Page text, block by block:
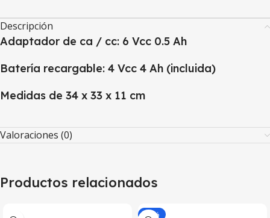
Descripción
Adaptador de ca / cc: 6 Vcc 0.5 Ah
Batería recargable: 4 Vcc 4 Ah (incluida)
Medidas de 34 x 33 x 11 cm
Valoraciones (0)
Productos relacionados
-13%